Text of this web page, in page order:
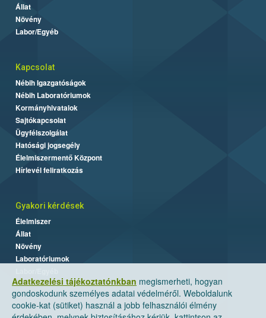
Adatkezelési tájékoztatónkban megismerheti, hogyan
gondoskodunk személyes adatai védelméről. Weboldalunk
cookie-kat (sütiket) használ a jobb felhasználói élmény
Állat
Növény
Labor/Egyéb
Kapcsolat
Nébih Igazgatóságok
Nébih Laboratóriumok
Kormányhivatalok
Sajtókapcsolat
Ügyfélszolgálat
Hatósági jogsegély
Élelmiszermentő Központ
Hírlevél feliratkozás
Gyakori kérdések
Élelmiszer
Állat
Növény
Laboratóriumok